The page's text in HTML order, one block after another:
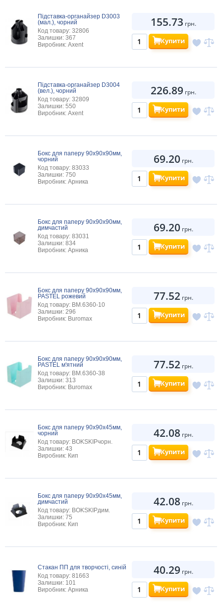
Підставка-органайзер D3003
(мал.), чорний
Код товару: 32806
Залишки: 367
Виробник: Axent
155.73 грн.
Купити
Підставка-органайзер D3004
(вел.), чорний
Код товару: 32809
Залишки: 550
Виробник: Axent
226.89 грн.
Купити
Бокс для паперу 90х90х90мм,
чорний
Код товару: 83033
Залишки: 750
Виробник: Арника
69.20 грн.
Купити
Бокс для паперу 90х90х90мм,
димчастий
Код товару: 83031
Залишки: 834
Виробник: Арника
69.20 грн.
Купити
Бокс для паперу 90х90х90мм,
PASTEL рожевий
Код товару: BM.6360-10
Залишки: 296
Виробник: Buromax
77.52 грн.
Купити
Бокс для паперу 90х90х90мм,
PASTEL м'ятний
Код товару: BM.6360-38
Залишки: 313
Виробник: Buromax
77.52 грн.
Купити
Бокс для паперу 90х90х45мм,
чорний
Код товару: BOKSKIPчорн.
Залишки: 43
Виробник: Кип
42.08 грн.
Купити
Бокс для паперу 90х90х45мм,
димчастий
Код товару: BOKSKIPдим.
Залишки: 75
Виробник: Кип
42.08 грн.
Купити
Стакан ПП для творчості, синій
Код товару: 81663
Залишки: 101
Виробник: Арника
40.29 грн.
Купити